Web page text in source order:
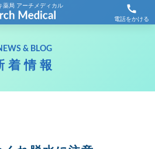
薬局 アーチメディカル call
電話をかける
ホーム
新着情報
& BLOG
着情報